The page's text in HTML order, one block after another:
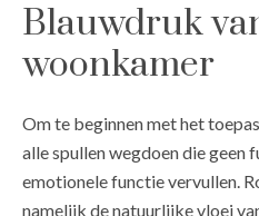
Blauwdruk
woonkamer
Om te beginnen met het
alle spullen wegdoen die geen
emotionele functie vervullen.
namelijk de natuurlijke vloei